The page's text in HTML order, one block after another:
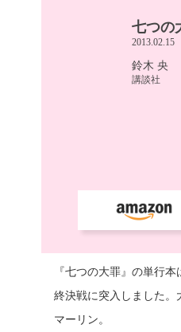
『七つの大罪』の単行
終決戦に突入しました
マーリン。